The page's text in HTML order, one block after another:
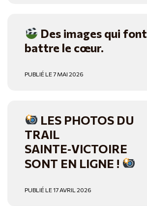
Des images qui font
battre le cœur.
PUBLIÉ LE 7 MAI 2026
LES PHOTOS DU
TRAIL
SAINTE‑VICTOIRE
SONT EN LIGNE !
PUBLIÉ LE 17 AVRIL 2026